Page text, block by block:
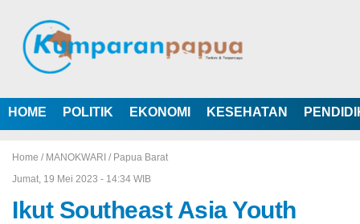
HOME POLITIK EKONOMI KESEHATAN
Home / MANOKWARI / Papua Barat
Jumat, 19 Mei 2023 - 14:34 WIB
Ikut Southeast Asia Youth